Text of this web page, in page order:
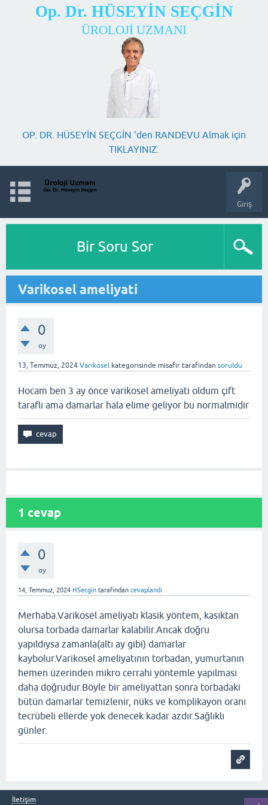
Op. Dr. HÜSEYİN SEÇGİN
ÜROLOJİ UZMANI
OP. DR. HÜSEYİN SEÇGİN 'den RANDEVU Almak için
TIKLAYINIZ.
Giriş
Bir Soru Sor
Varikosel ameliyati
0
oy
13, Temmuz, 2024 Varikosel kategorisinde misafir tarafından soruldu
Hocam ben 3 ay önce varikosel ameliyati oldum çift
taraflı ama damarlar hala elime geliyor bu normalmidir
1 cevap
0
oy
14, Temmuz, 2024 HSecgin tarafından cevaplandı
Merhaba.Varikosel ameliyatı klasik yöntem, kasıktan
olursa torbada damarlar kalabilir.Ancak doğru
yapıldıysa zamanla(altı ay gibi) damarlar
kaybolur.Varikosel ameliyatının torbadan, yumurtanın
hemen üzerinden mikro cerrahi yöntemle yapılması
daha doğrudur.Böyle bir ameliyattan sonra torbadaki
bütün damarlar temizlenir, nüks ve komplikayon oranı
tecrübeli ellerde yok denecek kadar azdır.Sağlıklı
günler.
İletişim